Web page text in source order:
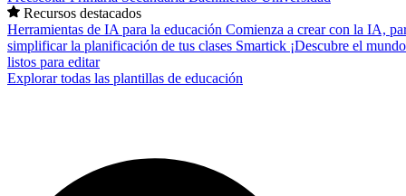
Recursos destacados
Herramientas de IA para la educación Comienza a crear con la IA,
simplificar la planificación de tus clases Smartick ¡Descubre el
listos para editar
Explorar todas las plantillas de educación